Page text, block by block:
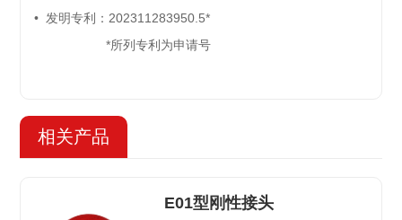
• 发明专利：202311283950.5*
*所列专利为申请号
相关产品
E01型刚性接头